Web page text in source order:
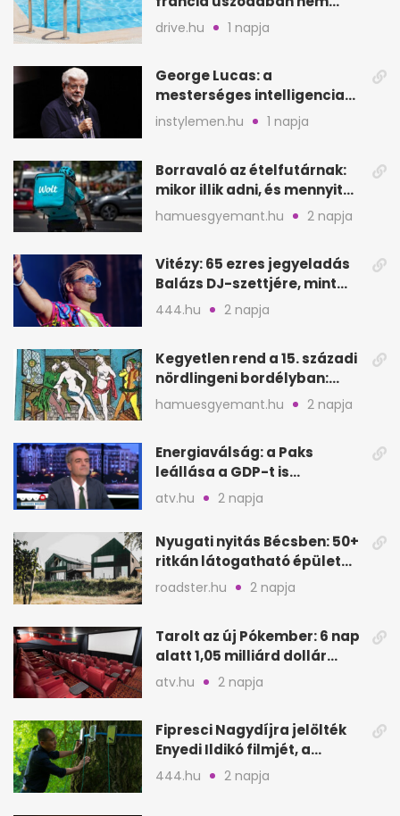
fogadják el
drive.hu 1 napja
George Lucas: a
mesterséges intelligencia
lehet Hollywood következő
lépése
instylemen.hu 1 napja
Borravaló az ételfutárnak:
mikor illik adni, és mennyit
rendeléskor?
hamuesgyemant.hu 2 napja
Vitézy: 65 ezres jegyeladás
Balázs DJ-szettjére, mint
metró nélküli Puskás-meccs
444.hu 2 napja
Kegyetlen rend a 15. századi
nördlingeni bordélyban:
verés, éheztetés
hamuesgyemant.hu 2 napja
Energiaválság: a Paks
leállása a GDP-t is
megütheti, int az
atv.hu 2 napja
Nyugati nyitás Bécsben: 50+
ritkán látogatható épület
nyílik meg
roadster.hu 2 napja
Tarolt az új Pókember: 6 nap
alatt 1,05 milliárd dollár
bevétel
atv.hu 2 napja
Fipresci Nagydíjra jelölték
Enyedi Ildikó filmjét, a
Csendes barátot
444.hu 2 napja